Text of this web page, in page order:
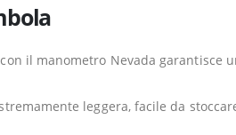
con il manometro Nevada garantisce
leggera, facile da